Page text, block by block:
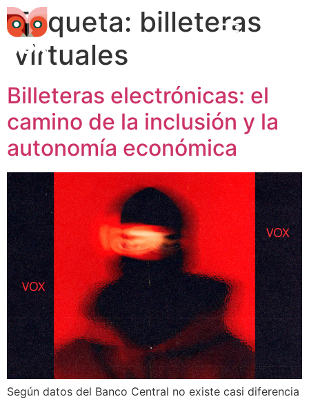
Etiqueta: billeteras
virtuales
Billeteras electrónicas: el
camino de la inclusión y la
autonomía económica
Según datos del Banco Central no existe casi diferencia